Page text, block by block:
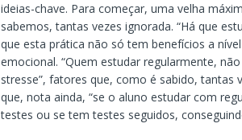
ideias-chave. Para começar, uma velha
sabemos, tantas vezes ignorada. “Há que
que esta prática não só tem benefícios a
emocional. “Quem estudar regularmente,
stresse”, fatores que, como é sabido, tantas
que, nota ainda, “se o aluno estudar com
testes ou se tem testes seguidos,